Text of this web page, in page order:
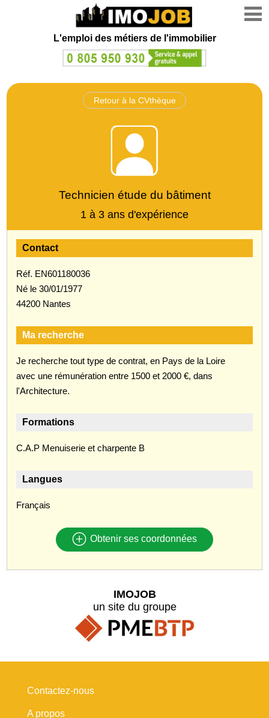
L'emploi des métiers de l'immobilier
Retour à la CVthèque
Technicien étude du bâtiment
1 à 3 ans d'expérience
Contact
Réf. EN601180036
Né le 30/01/1977
44200 Nantes
Ma recherche
Je recherche tout type de contrat, en Pays de la Loire
avec une rémunération entre 1500 et 2000 €, dans
l'Architecture.
Formations
C.A.P Menuiserie et charpente B
Langues
Français
Obtenir ses coordonnées
IMOJOB
un site du groupe
Contactez-nous
A propos